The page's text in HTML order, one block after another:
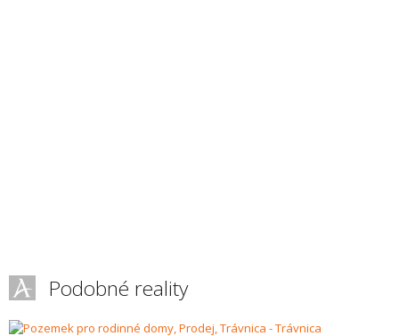
Podobné reality